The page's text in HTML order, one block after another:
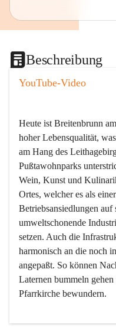
Beschreibung
YouTube-Video
Heute ist Breitenbrunn
hoher Lebensqualität,
am Hang des
Pußtawohnparks
Wein, Kunst und
Ortes, welcher es als
Betriebsansiedlungen
umweltschonende
setzen. Auch die
harmonisch an die noch
angepaßt. So können
Laternen bummeln
Pfarrkirche bewundern.
Der Weinbau dominert